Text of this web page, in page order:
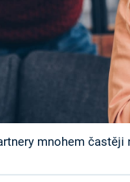
mnohem častěji